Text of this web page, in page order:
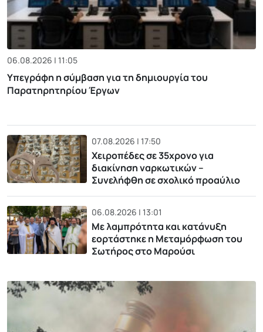
06.08.2026 | 11:05
Υπεγράφη η σύμβαση για τη δημιουργία του
Παρατηρητηρίου Έργων
07.08.2026 | 17:50
Χειροπέδες σε 35χρονο για
διακίνηση ναρκωτικών –
Συνελήφθη σε σχολικό προαύλιο
06.08.2026 | 13:01
Με λαμπρότητα και κατάνυξη
εορτάστηκε η Μεταμόρφωση του
Σωτήρος στο Μαρούσι